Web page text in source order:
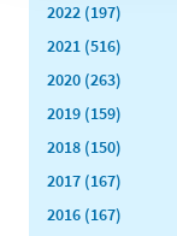
2022 (197)
2021 (516)
2020 (263)
2019 (159)
2018 (150)
2017 (167)
2016 (167)